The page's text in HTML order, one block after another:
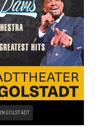
INGOLSTADT